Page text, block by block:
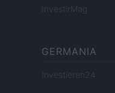
InvestirMag
GERMANIA
Investieren24